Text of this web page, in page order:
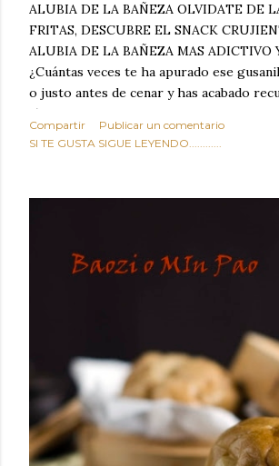
ALUBIA DE LA BAÑEZA OLVIDATE DE
FRITAS, DESCUBRE EL SNACK
ALUBIA DE LA BAÑEZA MAS ADICTIVO
¿Cuántas veces te ha apurado ese
o justo antes de cenar y has acabado
típicas patatas de bolsa, frutos secos
ultraprocesados llenos de grasas
sabroso, con ese toque tostado y
satisface. Estas alubias crujientes al
por completo tu forma de ver las
asociar las alubias únicamente a los
copiosos de invierno. Con esta receta
dorado, cargado de proteína y 100%
sustituto perfecto a los frutos se...
Compartir
Publicar un comentario
SI TE GUSTA SIGUE LEYENDO............